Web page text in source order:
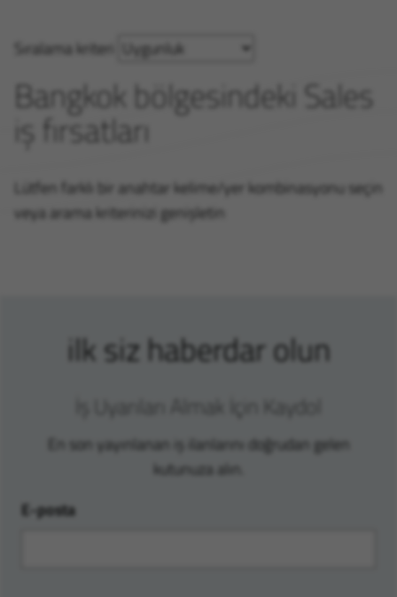
Sıralama kriteri
Bangkok bölgesindeki Sales
iş fırsatları
Lütfen farklı bir anahtar kelime/yer kombinasyonu seçin
veya arama kriterinizi genişletin
ilk siz haberdar olun
En son yayınlanan iş ilanlarını doğrudan gelen
kutunuza alın.
E-posta